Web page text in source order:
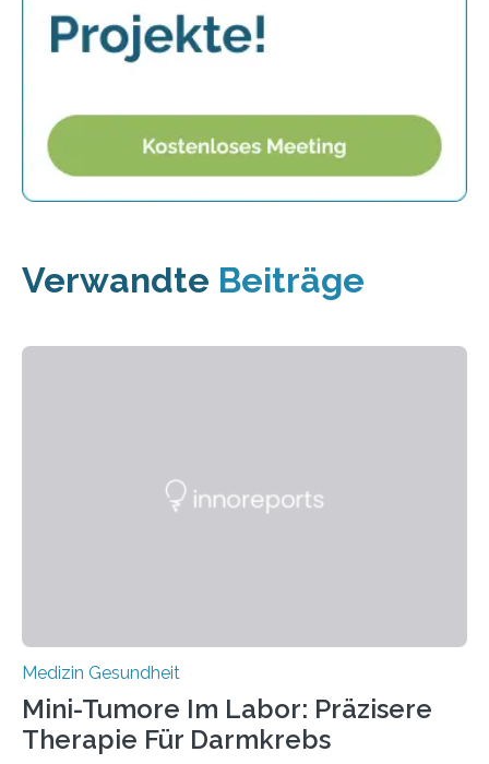
Verwandte Beiträge
Medizin Gesundheit
Mini-Tumore Im Labor: Präzisere
Therapie Für Darmkrebs